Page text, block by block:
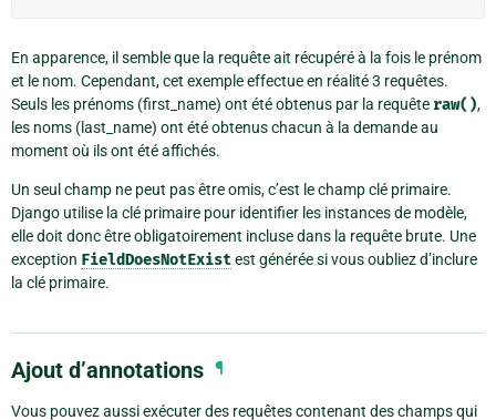
En apparence, il semble que la requête ait récupéré à la fois le prénom
et le nom. Cependant, cet exemple effectue en réalité 3 requêtes.
Seuls les prénoms (first_name) ont été obtenus par la requête raw(),
les noms (last_name) ont été obtenus chacun à la demande au
moment où ils ont été affichés.
Un seul champ ne peut pas être omis, c’est le champ clé primaire.
Django utilise la clé primaire pour identifier les instances de modèle,
elle doit donc être obligatoirement incluse dans la requête brute. Une
exception FieldDoesNotExistest générée si vous oubliez d’inclure
la clé primaire.
Ajout d’annotations ¶
Vous pouvez aussi exécuter des requêtes contenant des champs qui